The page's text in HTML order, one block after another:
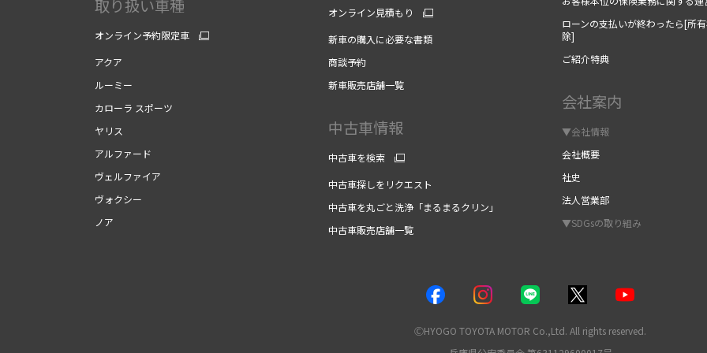
取り扱い車種
オンライン予約限定車
アクア
ルーミー
カローラ スポーツ
ヤリス
アルファード
ヴェルファイア
ヴォクシー
ノア
オンライン見積もり
新車の購入に必要な書類
商談予約
新車販売店舗一覧
中古車情報
中古車を検索
中古車探しをリクエスト
中古車を丸ごと洗浄「まるまるクリン」
中古車販売店舗一覧
ローンの支払いが終わったら[所
除]
ご紹介特典
会社案内
▼会社情報
会社概要
社史
法人営業部
▼SDGsの取り組み
ⒸHYOGO TOYOTA MOTOR Co.,Ltd. All rights reserved.